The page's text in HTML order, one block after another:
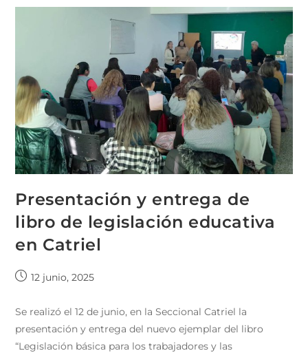
Presentación y entrega de
libro de legislación educativa
en Catriel
12 junio, 2025
Se realizó el 12 de junio, en la Seccional Catriel la
presentación y entrega del nuevo ejemplar del libro
“Legislación básica para los trabajadores y las